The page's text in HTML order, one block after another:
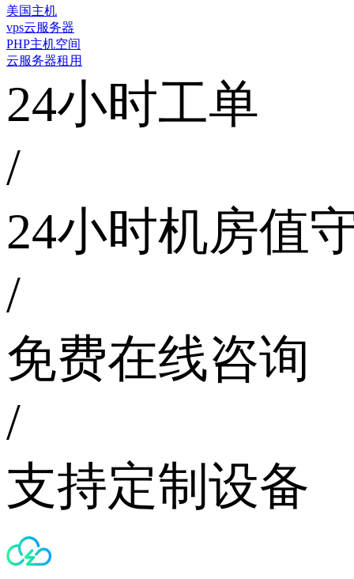
美国主机
vps云服务器
PHP主机空间
云服务器租用
24小时工单
/
24小时机房值
/
免费在线咨询
/
支持定制设备